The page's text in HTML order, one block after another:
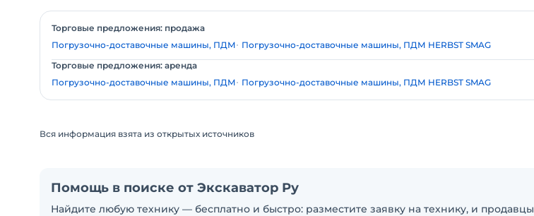
Торговые предложения: продажа
Погрузочно-доставочные машины, ПДМ
Погрузочно-доставочные машины, ПДМ HERBST SMAG
Торговые предложения: аренда
Погрузочно-доставочные машины, ПДМ
Погрузочно-доставочные машины, ПДМ HERBST SMAG
Вся информация взята из открытых источников
Помощь в поиске от Экскаватор Ру
Найдите любую технику — бесплатно и быстро: разместите заявку на технику, и продавцы